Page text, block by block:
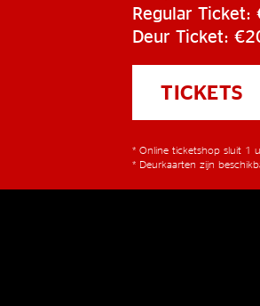
Regular
Deur Ticket:
TICKETS
* Online ticketshop sluit 1
* Deurkaarten zijn